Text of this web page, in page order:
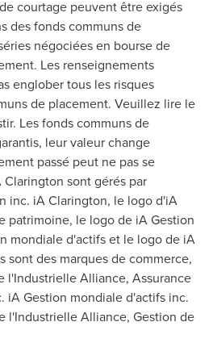
courtage peuvent être exigés
des fonds communs de
négociées en bourse de
Les renseignements
englober tous les risques
de placement. Veuillez lire le
Les fonds communs de
leur valeur change
passé peut ne pas se
Clarington sont gérés par
inc. iAClarington, le logo d'iA
patrimoine, le logo de iAGestion
mondiale d'actifs et le logo de iA
sont des marques de commerce,
l'Industrielle Alliance, Assurance
iA Gestion mondiale d'actifs inc.
l'Industrielle Alliance, Gestion de